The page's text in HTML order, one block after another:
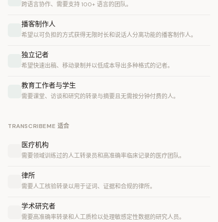
跨语言协作、需要支持 100+ 语言的团队。
播客制作人
希望以可负担的方式获得无限时长和说话人分离功能的播客制作人。
独立记者
希望快速出稿、移动录制并以低成本导出多种格式的记者。
教育工作者与学生
需要课堂、访谈和研究的转录与摘要且无需按分钟付费的人。
TRANSCRIBEME 适合
医疗机构
需要领域训练过的人工转录员和高准确率临床记录的医疗团队。
律所
需要人工核验转录以用于证词、证据和合规的律所。
学术研究者
需要高准确率转录和人工质检以处理敏感定性数据的研究人员。